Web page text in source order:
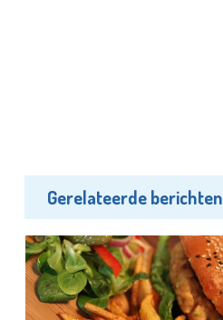
Gerelateerde berichten